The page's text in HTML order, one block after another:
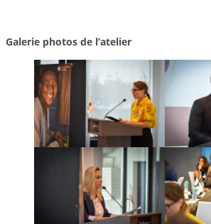
Galerie photos de l’atelier